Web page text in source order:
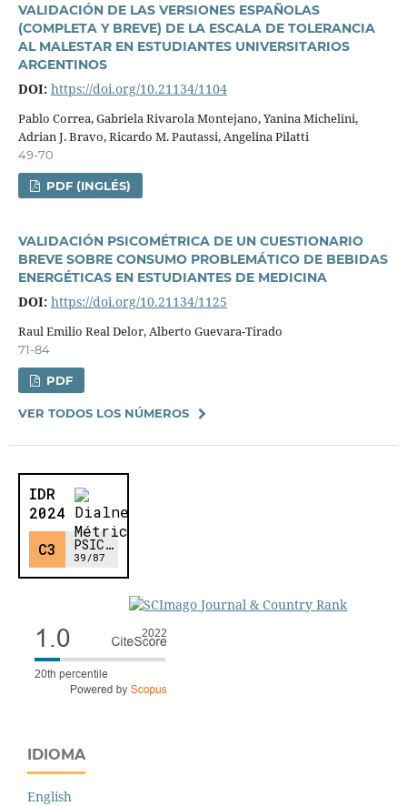
VALIDACIÓN DE LAS VERSIONES ESPAÑOLAS
(COMPLETA Y BREVE) DE LA ESCALA DE TOLERANCIA
AL MALESTAR EN ESTUDIANTES UNIVERSITARIOS
ARGENTINOS
DOI: https://doi.org/10.21134/1104
Pablo Correa, Gabriela Rivarola Montejano, Yanina Michelini,
Adrian J. Bravo, Ricardo M. Pautassi, Angelina Pilatti
49-70
PDF (INGLÉS)
VALIDACIÓN PSICOMÉTRICA DE UN CUESTIONARIO
BREVE SOBRE CONSUMO PROBLEMÁTICO DE BEBIDAS
ENERGÉTICAS EN ESTUDIANTES DE MEDICINA
DOI: https://doi.org/10.21134/1125
Raul Emilio Real Delor, Alberto Guevara-Tirado
71-84
PDF
VER TODOS LOS NÚMEROS
IDIOMA
English